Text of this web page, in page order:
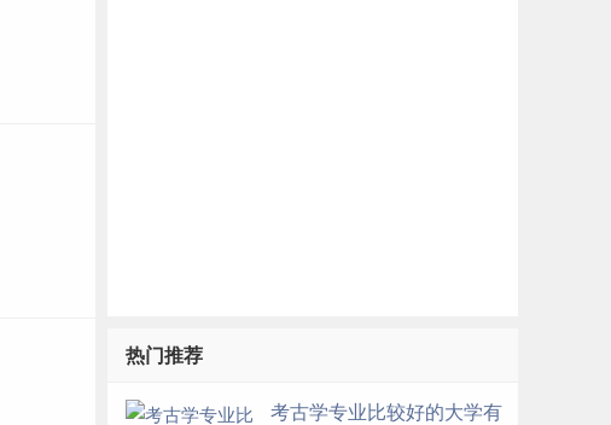
热门推荐
考古学专业比较好的大学有